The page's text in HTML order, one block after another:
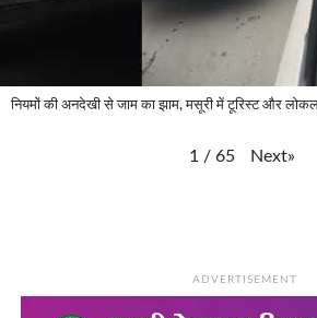
नियमों की अनदेखी से जाम का झाम, मसूरी में टूरिस्ट और
1 / 65 Next»
ADVERTISEMENT